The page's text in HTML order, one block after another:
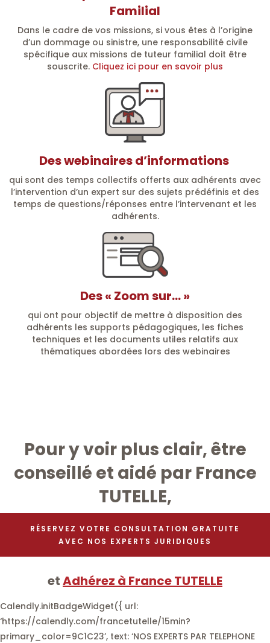
Familial
Dans le cadre de vos missions, si vous êtes à l’origine
d’un dommage ou sinistre, une responsabilité civile
spécifique aux missions de tuteur familial doit être
souscrite. Cliquez ici pour en savoir plus
Des webinaires d’informations
qui sont des temps collectifs offerts aux adhérents avec
l’intervention d’un expert sur des sujets prédéfinis et des
temps de questions/réponses entre l’intervenant et les
adhérents.
Des « Zoom sur… »
qui ont pour objectif de mettre à disposition des
adhérents les supports pédagogiques, les fiches
techniques et les documents utiles relatifs aux
thématiques abordées lors des webinaires
Pour y voir plus clair, être
conseillé et aidé par France
TUTELLE,
RÉSERVEZ VOTRE CONSULTATION GRATUITE
AVEC NOS EXPERTS JURIDIQUES
etAdhérez à France TUTELLE
Calendly.initBadgeWidget({ url:
‘https://calendly.com/francetutelle/15min?
primary_color=9C1C23’, text: ‘NOS EXPERTS PAR TELEPHONE